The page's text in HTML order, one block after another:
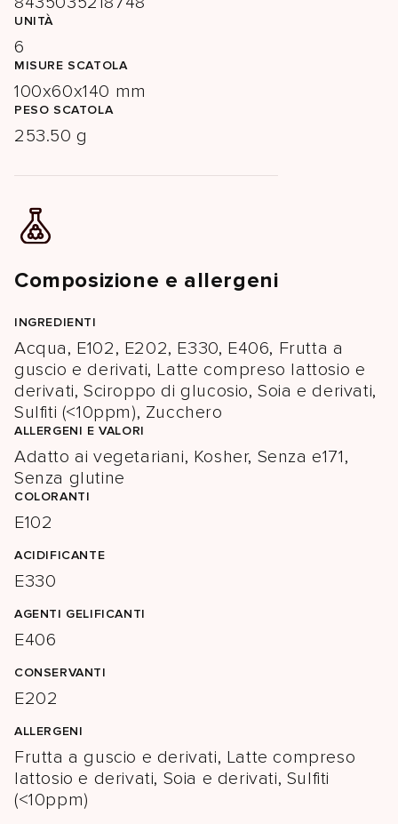
UNITÀ
6
MISURE SCATOLA
100x60x140 mm
PESO SCATOLA
253.50 g
Composizione e allergeni
INGREDIENTI
Acqua, E102, E202, E330, E406, Frutta a
guscio e derivati, Latte compreso lattosio e
derivati, Sciroppo di glucosio, Soia e derivati,
Sulfiti (<10ppm), Zucchero
ALLERGENI E VALORI
Adatto ai vegetariani, Kosher, Senza e171,
Senza glutine
COLORANTI
E102
ACIDIFICANTE
E330
AGENTI GELIFICANTI
E406
CONSERVANTI
E202
ALLERGENI
Frutta a guscio e derivati, Latte compreso
lattosio e derivati, Soia e derivati, Sulfiti
(<10ppm)